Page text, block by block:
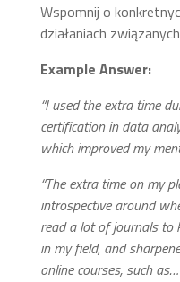
Wspomnij o
działaniach
Example Answer:
“I used the extra time
certification in data
which improved my
“The extra time on my
introspective around
read a lot of journals to
in my field, and
online courses, such